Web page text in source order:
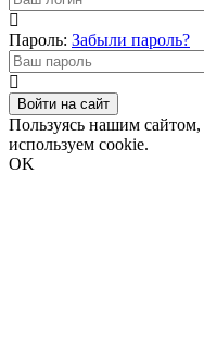
Пароль: Забыли пароль?
Войти на сайт
Пользуясь нашим
используем cookie.
OK